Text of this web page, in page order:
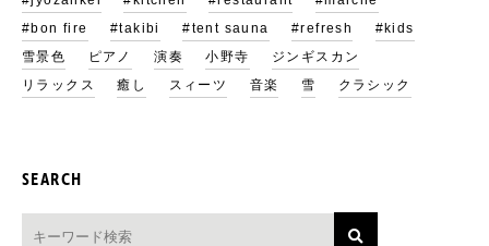
#bon fire
#takibi #tent sauna #refresh
#kids
雪景色
ピアノ 演奏 小野寺
ジンギスカン
リラックス
癒し スィーツ 音楽 雪 クラシック
SEARCH